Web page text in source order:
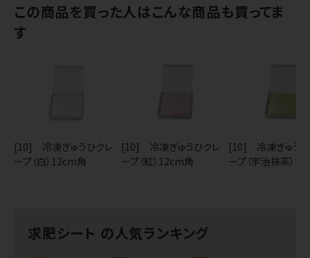
この商品を買った人はこんな商品も買ってま
す
[10] 冷凍ぎゅうひクレ
ープ（白）12cm角
[10] 冷凍ぎゅうひクレ
ープ（紅）12cm角
[10] 冷凍ぎゅう
ープ（宇治抹茶）
求肥シート の人気ランキング